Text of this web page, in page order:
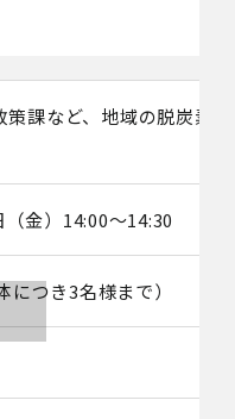
策課など、地域の脱炭素
金）14:00～14:30
につき3名様まで）